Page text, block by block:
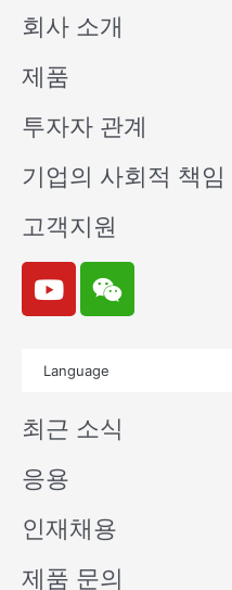
회사 소개
제품
투자자 관계
기업의 사회적 책임
고객지원
Y
o
u
e
W
e
i
n
Language
최근 소식
응용
인재채용
제품 문의